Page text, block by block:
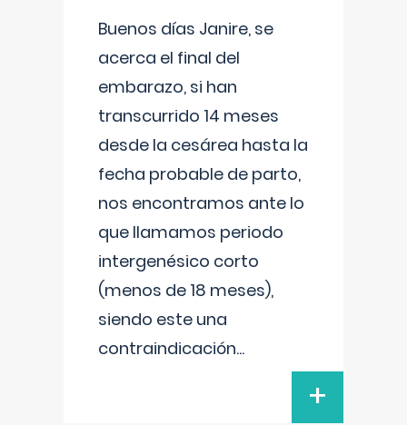
Buenos días Janire, se
acerca el final del
embarazo, si han
transcurrido 14 meses
desde la cesárea hasta la
fecha probable de parto,
nos encontramos ante lo
que llamamos periodo
intergenésico corto
(menos de 18 meses),
siendo este una
contraindicación...
+